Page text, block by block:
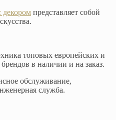
декором представляет собой
топовых европейских и
в наличии и на заказ.
обслуживание,
служба.